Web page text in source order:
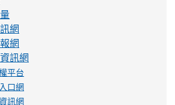
網
網
訊網
平台
口網
訊網